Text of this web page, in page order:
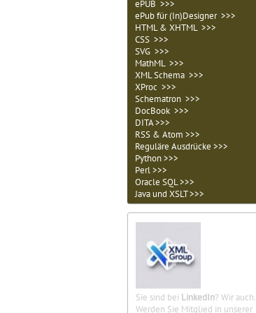
ePUB >>>
ePub für (In)Designer >>>
HTML & XHTML >>>
CSS >>>
SVG >>>
MathML >>>
XML Schema >>>
XProc >>>
Schematron >>>
DocBook >>>
DITA >>>
RSS & Atom >>>
Reguläre Ausdrücke >>>
Python >>>
Perl >>>
Oracle SQL >>>
Java und XSLT >>>
Sie sind bei LinkedIn? Wir auch.
Werden Sie Mitglied in unserer